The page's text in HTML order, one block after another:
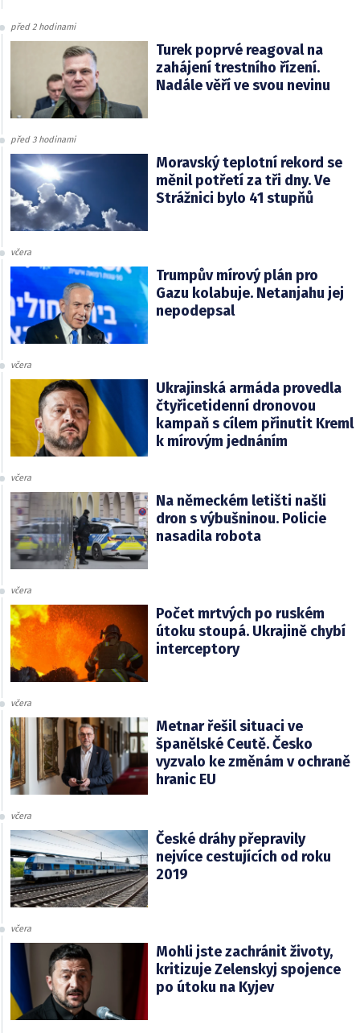
před 2 hodinami
Turek poprvé reagoval na
zahájení trestního řízení.
Nadále věří ve svou nevinu
před 3 hodinami
Moravský teplotní rekord se
měnil potřetí za tři dny. Ve
Strážnici bylo 41 stupňů
včera
Trumpův mírový plán pro
Gazu kolabuje. Netanjahu jej
nepodepsal
včera
Ukrajinská armáda provedla
čtyřicetidenní dronovou
kampaň s cílem přinutit Kreml
k mírovým jednáním
včera
Na německém letišti našli
dron s výbušninou. Policie
nasadila robota
včera
Počet mrtvých po ruském
útoku stoupá. Ukrajině chybí
interceptory
včera
Metnar řešil situaci ve
španělské Ceutě. Česko
vyzvalo ke změnám v ochraně
hranic EU
včera
České dráhy přepravily
nejvíce cestujících od roku
2019
včera
Mohli jste zachránit životy,
kritizuje Zelenskyj spojence
po útoku na Kyjev